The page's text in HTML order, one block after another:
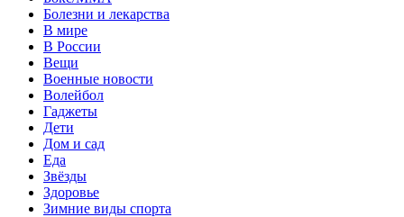
Болезни и лекарства
В мире
В России
Вещи
Военные новости
Волейбол
Гаджеты
Дети
Дом и сад
Еда
Звёзды
Здоровье
Зимние виды спорта